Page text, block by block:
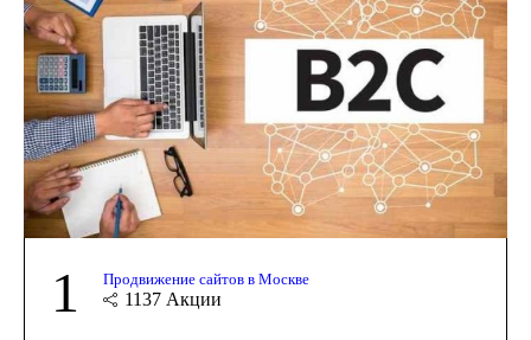
1 Продвижение сайтов в Москве
1137 Акции